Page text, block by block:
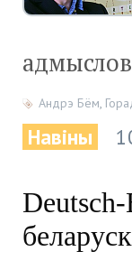
Андрэ Бём,
Навіны